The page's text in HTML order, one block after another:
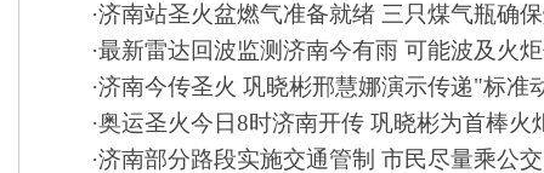
·济南站圣火盆燃气准备就绪 三只煤气瓶确
·最新雷达回波监测济南今有雨 可能波及火
·济南今传圣火 巩晓彬邢慧娜演示传递"标准
·奥运圣火今日8时济南开传 巩晓彬为首棒火
·济南部分路段实施交通管制 市民尽量乘公